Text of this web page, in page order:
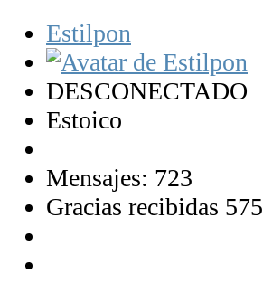
Estilpon
DESCONECTADO
Estoico
Mensajes: 723
Gracias recibidas 575